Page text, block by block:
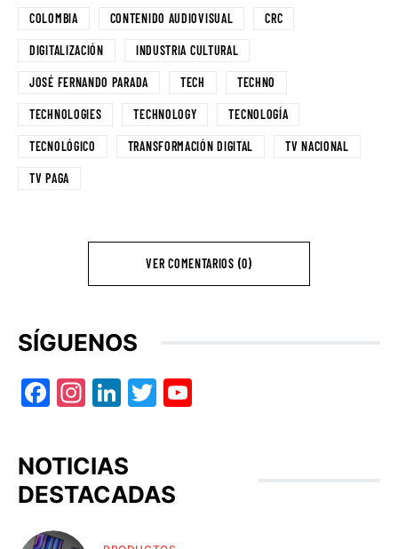
COLOMBIA CONTENIDO AUDIOVISUAL CRC
DIGITALIZACIÓN INDUSTRIA CULTURAL
JOSÉ FERNANDO PARADA TECH TECHNO
TECHNOLOGIES TECHNOLOGY TECNOLOGÍA
TECNOLÓGICO TRANSFORMACIÓN DIGITAL TV NACIONAL
TV PAGA
VER COMENTARIOS (0)
SÍGUENOS
Facebook
Instagram
LinkedIn
Twitter
NOTICIAS
DESTACADAS